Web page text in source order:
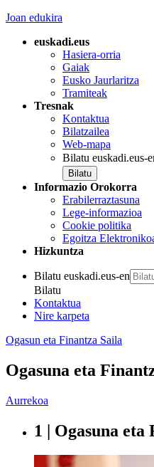
Joan edukira
euskadi.eus
Hasiera-orria
Gaiak
Eusko Jaurlaritza
Tramiteak
Tresnak
Kontaktua
Bilatzailea
Web-mapa
Bilatu euskadi.eus-
Informazio Orokorra
Erabilerraztasuna
Lege-informazioa
Cookie politika
Egoitza
Hizkuntza
Bilatu euskadi.eus-en
Bilatu
Kontaktua
Nire karpeta
Ogasun eta Finantza Saila
Ogasuna eta
Aurrekoa
1 | Ogasuna eta